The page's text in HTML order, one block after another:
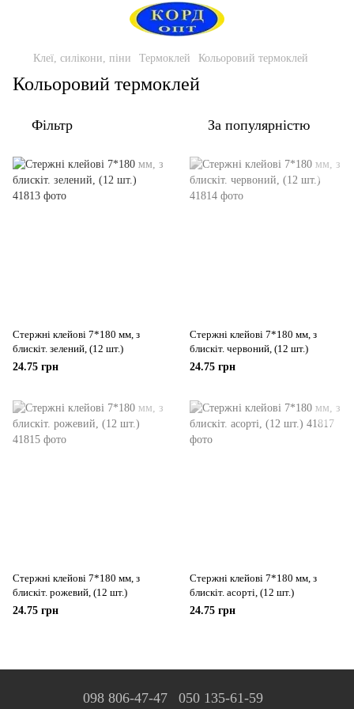
Клеї, силікони, піни Термоклей Кольоровий термоклей
Кольоровий термоклей
Фільтр За популярністю
Стержні клейові 7*180 мм, з
блискіт. зелений, (12 шт.)
24.75 грн
Стержні клейові 7*180 мм, з
блискіт. червоний, (12 шт.)
24.75 грн
Стержні клейові 7*180 мм, з
блискіт. рожевий, (12 шт.)
24.75 грн
Стержні клейові 7*180 мм, з
блискіт. асорті, (12 шт.)
24.75 грн
098 806-47-47 050 135-61-59